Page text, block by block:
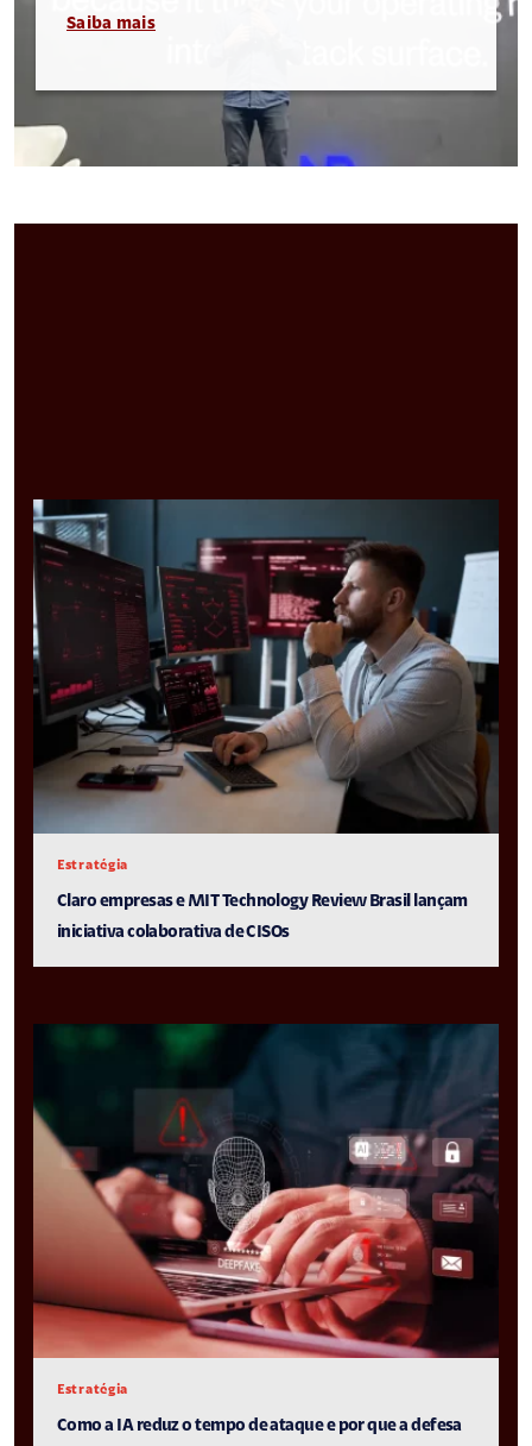
Saiba mais
Estratégia
Claro empresas e MIT Technology Review Brasil lançam
iniciativa colaborativa de CISOs
Estratégia
Como a IA reduz o tempo de ataque e por que a defesa